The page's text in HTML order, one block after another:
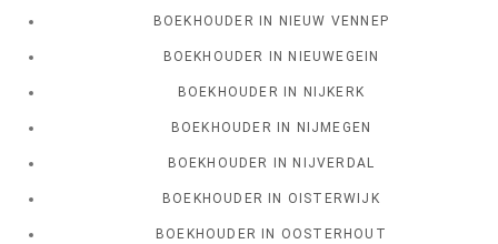
BOEKHOUDER IN NIEUW VENNEP
BOEKHOUDER IN NIEUWEGEIN
BOEKHOUDER IN NIJKERK
BOEKHOUDER IN NIJMEGEN
BOEKHOUDER IN NIJVERDAL
BOEKHOUDER IN OISTERWIJK
BOEKHOUDER IN OOSTERHOUT